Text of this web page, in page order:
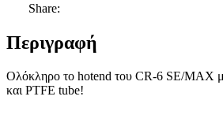
Share:
Περιγραφή
Ολόκληρο το hotend του CR-6 SE/MAX
και PTFE tube!